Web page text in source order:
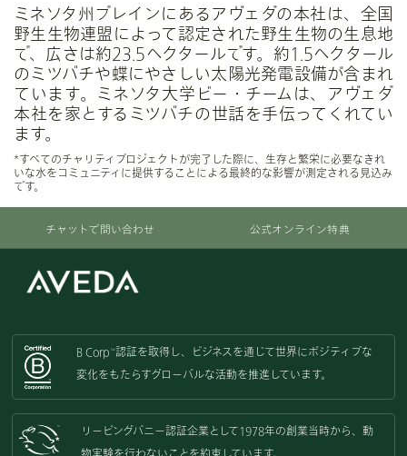
ミネソタ州ブレインにあるアヴェダの本社は、全国
野生生物連盟によって認定された野生生物の生息地
で、広さは約23.5ヘクタールです。約1.5ヘクタール
のミツバチや蝶にやさしい太陽光発電設備が含まれ
ています。ミネソタ大学ビー・チームは、アヴェダ
本社を家とするミツバチの世話を手伝ってくれてい
ます。
*すべてのチャリティプロジェクトが完了した際に、生存と繁栄に必要なきれ
いな水をコミュニティに提供することによる最終的な影響が測定される見込み
です。
チャットで問い合わせ 公式オンライン特典
B Corp ™認証を取得し、
ビジネスを通じて世界にポジティブな
変化をもたらすグローバルな活動を推進しています。
リーピングバニー認証企業として 1978年の創業当時から、動